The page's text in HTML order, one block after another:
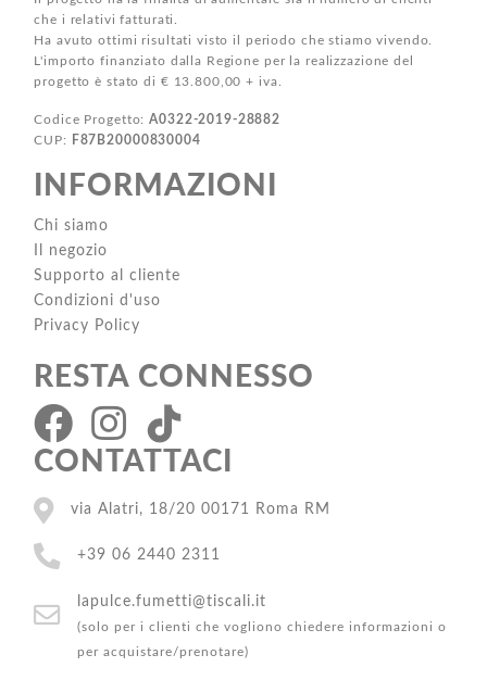
che i relativi fatturati.
Ha avuto ottimi risultati visto il periodo che stiamo vivendo.
L'importo finanziato dalla Regione per la realizzazione del
progetto è stato di € 13.800,00 + iva.
Codice Progetto:A0322-2019-28882
CUP:
F87B20000830004
INFORMAZIONI
Chi siamo
Il negozio
Supporto al cliente
Condizioni d'uso
Privacy Policy
RESTA CONNESSO
CONTATTACI
via Alatri, 18/20 00171 Roma RM
+39 06 2440 2311
lapulce.fumetti@tiscali.it
(solo per i clienti che vogliono chiedere informazioni o
per acquistare/prenotare)